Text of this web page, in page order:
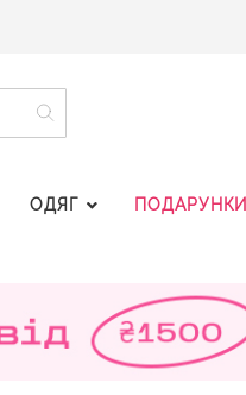
ПОШУК
ОДЯГ ПОДАРУНКИ